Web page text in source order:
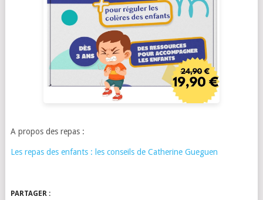
A propos des repas :
Les repas des enfants : les conseils de Catherine Gueguen
PARTAGER :